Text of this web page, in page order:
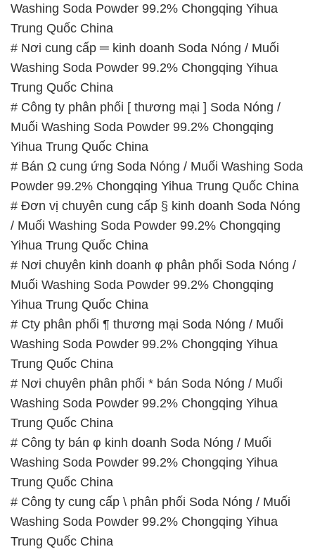
Washing Soda Powder 99.2% Chongqing Yihua
Trung Quốc China
# Nơi cung cấp ═ kinh doanh Soda Nóng / Muối
Washing Soda Powder 99.2% Chongqing Yihua
Trung Quốc China
# Công ty phân phối [ thương mại ] Soda Nóng /
Muối Washing Soda Powder 99.2% Chongqing
Yihua Trung Quốc China
# Bán Ω cung ứng Soda Nóng / Muối Washing Soda
Powder 99.2% Chongqing Yihua Trung Quốc China
# Đơn vị chuyên cung cấp § kinh doanh Soda Nóng
/ Muối Washing Soda Powder 99.2% Chongqing
Yihua Trung Quốc China
# Nơi chuyên kinh doanh φ phân phối Soda Nóng /
Muối Washing Soda Powder 99.2% Chongqing
Yihua Trung Quốc China
# Cty phân phối ¶ thương mại Soda Nóng / Muối
Washing Soda Powder 99.2% Chongqing Yihua
Trung Quốc China
# Nơi chuyên phân phối * bán Soda Nóng / Muối
Washing Soda Powder 99.2% Chongqing Yihua
Trung Quốc China
# Công ty bán φ kinh doanh Soda Nóng / Muối
Washing Soda Powder 99.2% Chongqing Yihua
Trung Quốc China
# Công ty cung cấp \ phân phối Soda Nóng / Muối
Washing Soda Powder 99.2% Chongqing Yihua
Trung Quốc China